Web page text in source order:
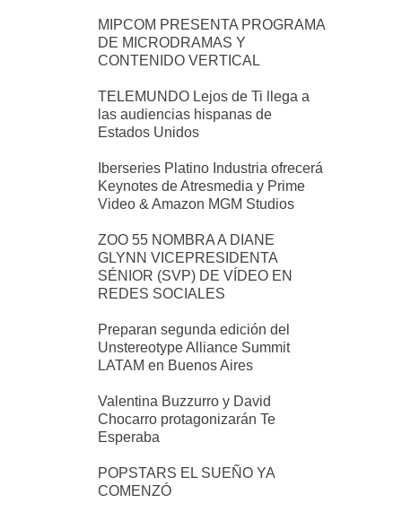
MIPCOM PRESENTA PROGRAMA
DE MICRODRAMAS Y
CONTENIDO VERTICAL
TELEMUNDO Lejos de Ti llega a
las audiencias hispanas de
Estados Unidos
Iberseries Platino Industria ofrecerá
Keynotes de Atresmedia y Prime
Video & Amazon MGM Studios
ZOO 55 NOMBRA A DIANE
GLYNN VICEPRESIDENTA
SÉNIOR (SVP) DE VÍDEO EN
REDES SOCIALES
Preparan segunda edición del
Unstereotype Alliance Summit
LATAM en Buenos Aires
Valentina Buzzurro y David
Chocarro protagonizarán Te
Esperaba
POPSTARS EL SUEÑO YA
COMENZÓ